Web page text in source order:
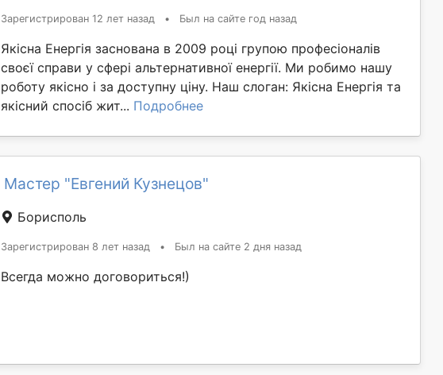
Зарегистрирован 12 лет назад • Был на сайте год назад
Якісна Енергія заснована в 2009 році групою професіоналів
своєї справи у сфері альтернативної енергії. Ми робимо нашу
роботу якісно і за доступну ціну. Наш слоган: Якісна Енергія та
якісний спосіб жит... Подробнее
Мастер "Евгений Кузнецов"
Борисполь
Зарегистрирован 8 лет назад • Был на сайте 2 дня назад
Всегда можно договориться!)